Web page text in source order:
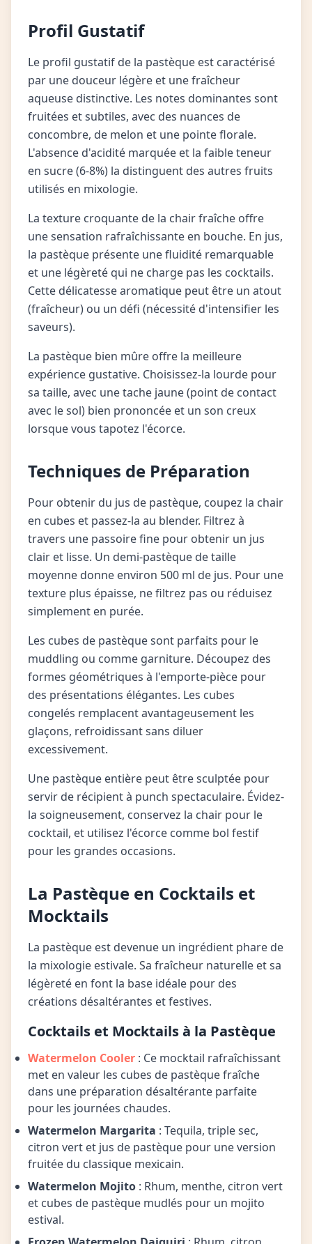
Profil Gustatif
Le profil gustatif de la pastèque est caractérisé
par une douceur légère et une fraîcheur
aqueuse distinctive. Les notes dominantes sont
fruitées et subtiles, avec des nuances de
concombre, de melon et une pointe florale.
L'absence d'acidité marquée et la faible teneur
en sucre (6-8%) la distinguent des autres fruits
utilisés en mixologie.
La texture croquante de la chair fraîche offre
une sensation rafraîchissante en bouche. En jus,
la pastèque présente une fluidité remarquable
et une légèreté qui ne charge pas les cocktails.
Cette délicatesse aromatique peut être un atout
(fraîcheur) ou un défi (nécessité d'intensifier les
saveurs).
La pastèque bien mûre offre la meilleure
expérience gustative. Choisissez-la lourde pour
sa taille, avec une tache jaune (point de contact
avec le sol) bien prononcée et un son creux
lorsque vous tapotez l'écorce.
Techniques de Préparation
Pour obtenir du jus de pastèque, coupez la chair
en cubes et passez-la au blender. Filtrez à
travers une passoire fine pour obtenir un jus
clair et lisse. Un demi-pastèque de taille
moyenne donne environ 500 ml de jus. Pour une
texture plus épaisse, ne filtrez pas ou réduisez
simplement en purée.
Les cubes de pastèque sont parfaits pour le
muddling ou comme garniture. Découpez des
formes géométriques à l'emporte-pièce pour
des présentations élégantes. Les cubes
congelés remplacent avantageusement les
glaçons, refroidissant sans diluer
excessivement.
Une pastèque entière peut être sculptée pour
servir de récipient à punch spectaculaire. Évidez-
la soigneusement, conservez la chair pour le
cocktail, et utilisez l'écorce comme bol festif
pour les grandes occasions.
La Pastèque en Cocktails et
Mocktails
La pastèque est devenue un ingrédient phare de
la mixologie estivale. Sa fraîcheur naturelle et sa
légèreté en font la base idéale pour des
créations désaltérantes et festives.
Cocktails et Mocktails à la Pastèque
Watermelon Cooler : Ce mocktail rafraîchissant
met en valeur les cubes de pastèque fraîche
dans une préparation désaltérante parfaite
pour les journées chaudes.
Watermelon Margarita : Tequila, triple sec,
citron vert et jus de pastèque pour une version
fruitée du classique mexicain.
Watermelon Mojito : Rhum, menthe, citron vert
et cubes de pastèque mudlés pour un mojito
estival.